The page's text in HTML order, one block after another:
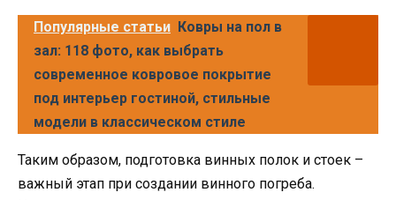
Популярные статьи Ковры на пол в
зал: 118 фото, как выбрать
современное ковровое покрытие
под интерьер гостиной, стильные
модели в классическом стиле
Таким образом, подготовка винных полок и стоек –
важный этап при создании винного погреба.